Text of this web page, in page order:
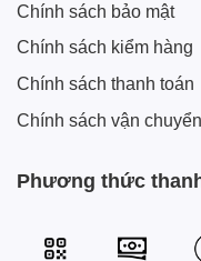
Chính sách bảo mật
Chính sách kiểm hàng
Chính sách thanh toán
Chính sách vận chuyển
Phương thức